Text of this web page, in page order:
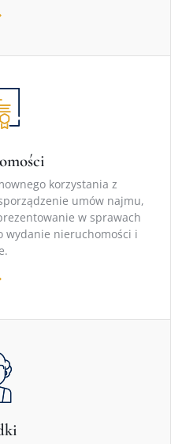
korzystania z
umów najmu,
w sprawach
wydanie nieruchomości i